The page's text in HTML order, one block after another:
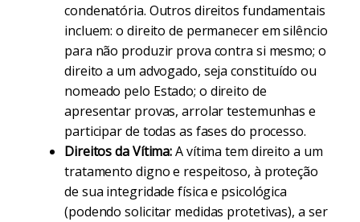
condenatória. Outros direitos fundamentais
incluem: o direito de permanecer em silêncio
para não produzir prova contra si mesmo; o
direito a um advogado, seja constituído ou
nomeado pelo Estado; o direito de
apresentar provas, arrolar testemunhas e
participar de todas as fases do processo.
Direitos da Vítima:A vítima tem direito a um
tratamento digno e respeitoso, à proteção
de sua integridade física e psicológica
(podendo solicitar medidas protetivas), a ser